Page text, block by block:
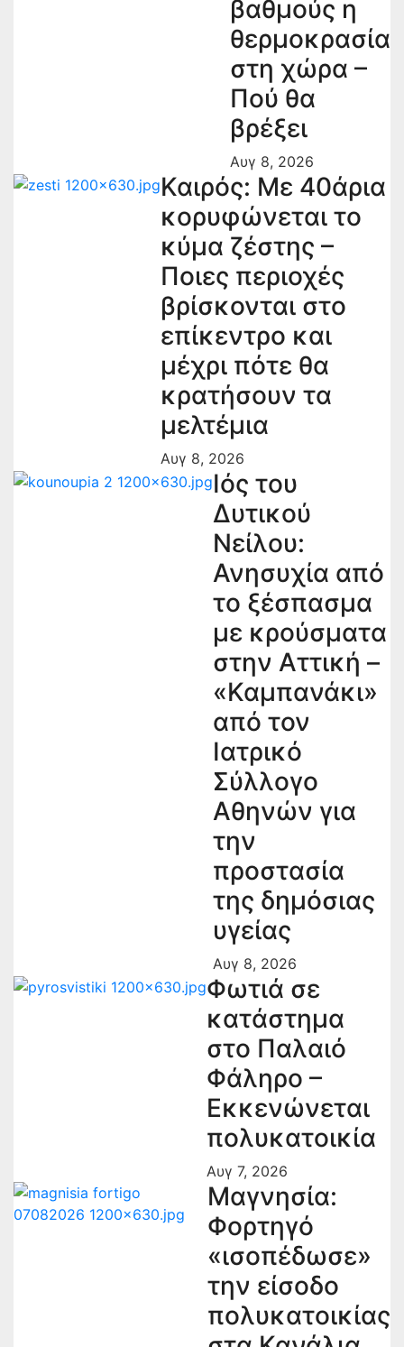
βαθμούς η
θερμοκρασία
στη χώρα –
Πού θα
βρέξει
Αυγ 8, 2026
Καιρός: Με 40άρια
κορυφώνεται το
κύμα ζέστης –
Ποιες περιοχές
βρίσκονται στο
επίκεντρο και
μέχρι πότε θα
κρατήσουν τα
μελτέμια
Αυγ 8, 2026
Ιός του
Δυτικού
Νείλου:
Ανησυχία από
το ξέσπασμα
με κρούσματα
στην Αττική –
«Καμπανάκι»
από τον
Ιατρικό
Σύλλογο
Αθηνών για
την
προστασία
της δημόσιας
υγείας
Αυγ 8, 2026
Φωτιά σε
κατάστημα
στο Παλαιό
Φάληρο –
Εκκενώνεται
πολυκατοικία
Αυγ 7, 2026
Μαγνησία:
Φορτηγό
«ισοπέδωσε»
την είσοδο
πολυκατοικίας